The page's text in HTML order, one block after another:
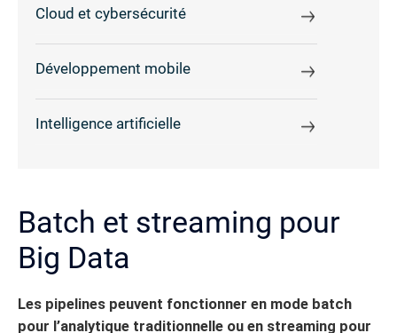
Cloud et cybersécurité
Développement mobile
Intelligence artificielle
Batch et streaming pour
Big Data
Les pipelines peuvent fonctionner en mode batch
pour l’analytique traditionnelle ou en streaming pour